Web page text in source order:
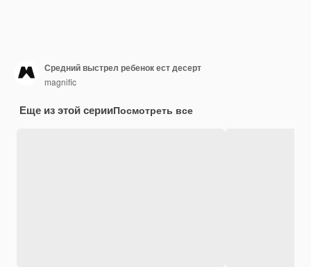
Средний выстрел ребенок ест десерт
magnific
Еще из этой серииПосмотреть все